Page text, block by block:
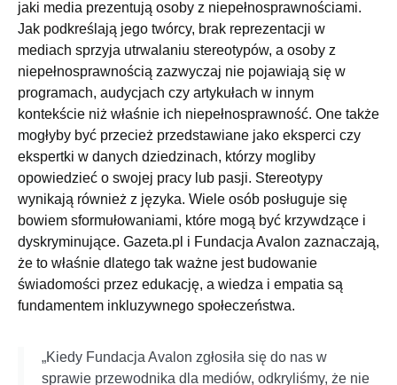
jaki media prezentują osoby z niepełnosprawnościami.
Jak podkreślają jego twórcy, brak reprezentacji w
mediach sprzyja utrwalaniu stereotypów, a osoby z
niepełnosprawnością zazwyczaj nie pojawiają się w
programach, audycjach czy artykułach w innym
kontekście niż właśnie ich niepełnosprawność. One także
mogłyby być przecież przedstawiane jako eksperci czy
ekspertki w danych dziedzinach, którzy mogliby
opowiedzieć o swojej pracy lub pasji. Stereotypy
wynikają również z języka. Wiele osób posługuje się
bowiem sformułowaniami, które mogą być krzywdzące i
dyskryminujące. Gazeta.pl i Fundacja Avalon zaznaczają,
że to właśnie dlatego tak ważne jest budowanie
świadomości przez edukację, a wiedza i empatia są
fundamentem inkluzywnego społeczeństwa.
„Kiedy Fundacja Avalon zgłosiła się do nas w
sprawie przewodnika dla mediów, odkryliśmy, że nie